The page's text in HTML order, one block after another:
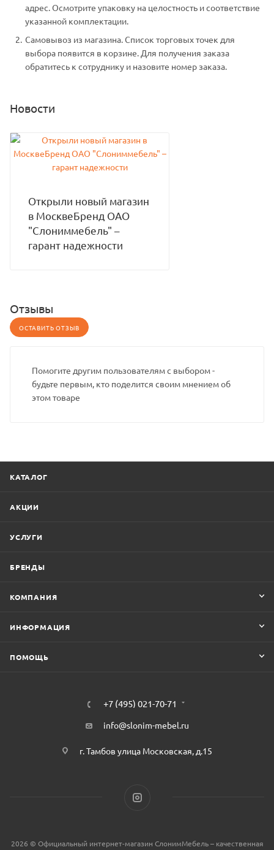
адрес. Осмотрите упаковку на целостность и соответствие
указанной комплектации.
Самовывоз из магазина. Список торговых точек для
выбора появится в корзине. Для получения заказа
обратитесь к сотруднику и назовите номер заказа.
Новости
Открыли новый магазин
в МосквеБренд ОАО
"Слониммебель" –
гарант надежности
Отзывы
ОСТАВИТЬ ОТЗЫВ
Помогите другим пользователям с выбором -
будьте первым, кто поделится своим мнением об
этом товаре
КАТАЛОГ
АКЦИИ
УСЛУГИ
БРЕНДЫ
КОМПАНИЯ
ИНФОРМАЦИЯ
ПОМОЩЬ
+7 (495) 021-70-71
info@slonim-mebel.ru
г. Тамбов улица Московская, д.15
2026 © Официальный интернет-магазин СлонимМебель – качественная